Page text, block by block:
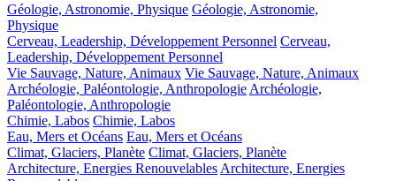
Géologie, Astronomie, Physique Géologie, Astronomie,
Physique
Cerveau, Leadership, Développement Personnel Cerveau,
Leadership, Développement Personnel
Vie Sauvage, Nature, Animaux Vie Sauvage, Nature, Animaux
Archéologie, Paléontologie, Anthropologie Archéologie,
Paléontologie, Anthropologie
Chimie, Labos Chimie, Labos
Eau, Mers et Océans Eau, Mers et Océans
Climat, Glaciers, Planète Climat, Glaciers, Planète
Architecture, Energies Renouvelables Architecture, Energies